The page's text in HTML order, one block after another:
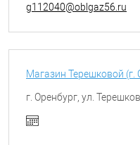
g112040@oblgaz56.ru
Магазин Терешковой (г.
г. Оренбург, ул.